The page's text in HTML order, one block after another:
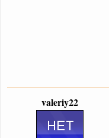
valeriy22